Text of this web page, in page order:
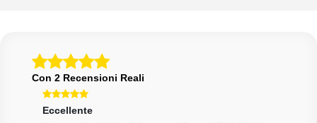
Con 2 Recensioni Reali
Eccellente